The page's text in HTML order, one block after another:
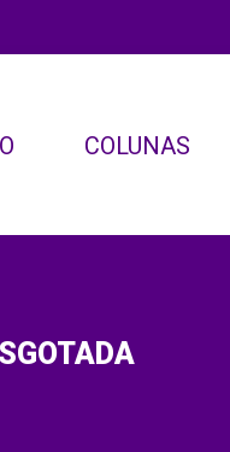
COLUNAS